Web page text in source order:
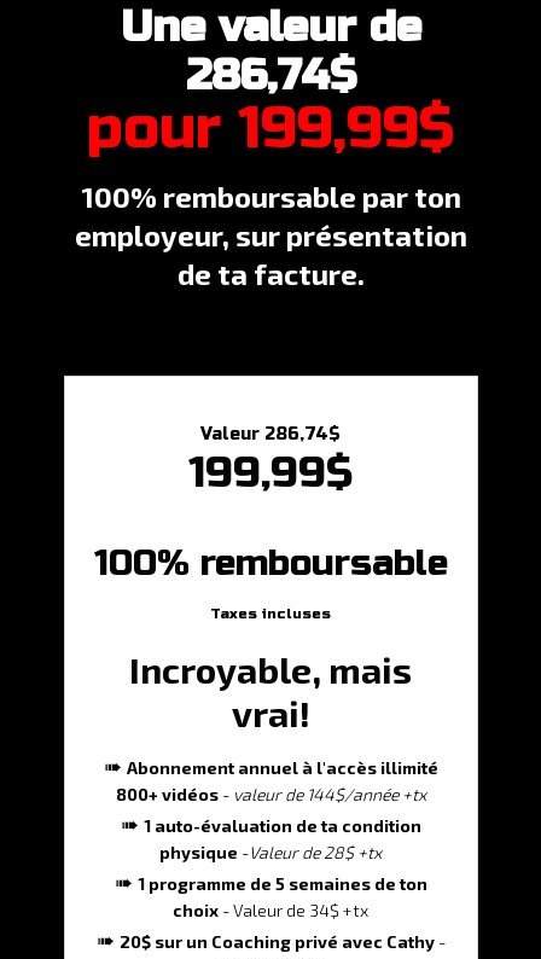
Une valeur de
286,74$
pour 199,99$
100% remboursable par ton
employeur, sur présentation
de ta facture.
Valeur 286,74$
199,99$
100% remboursable
Taxes incluses
Incroyable, mais
vrai!
➠ Abonnement annuel à l'accès illimité
800+ vidéos - valeur de 144$/année +tx
➠ 1 auto-évaluation de ta condition
physique -Valeur de 28$ +tx
➠ 1 programme de 5 semaines de ton
choix - Valeur de 34$ +tx
➠ 20$ sur un Coaching privé avec Cathy-